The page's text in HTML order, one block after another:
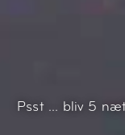
Psst ... bliv 5